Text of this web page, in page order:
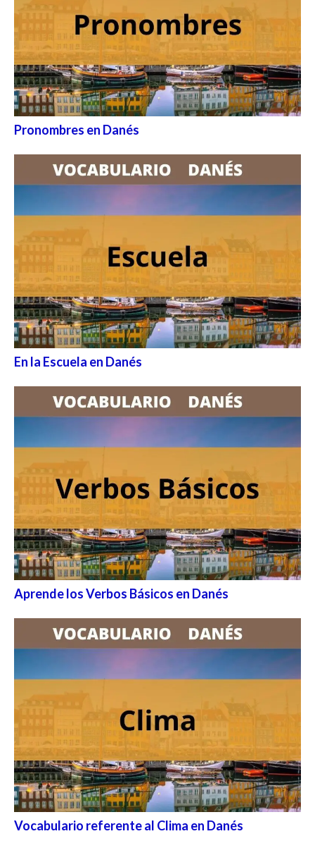
Pronombres en Danés
En la Escuela en Danés
Aprende los Verbos Básicos en Danés
Vocabulario referente al Clima en Danés